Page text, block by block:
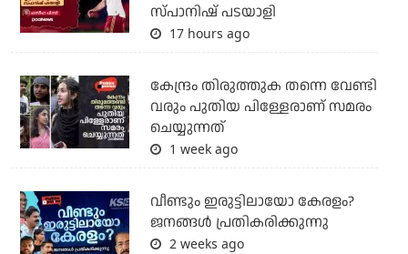
സ്പാനിഷ് പടയാളി
17 hours ago
കേന്ദ്രം തിരുത്തുക തന്നെ വേണ്ടി
വരും പുതിയ പിള്ളേരാണ് സമരം
ചെയ്യുന്നത്
1 week ago
വീണ്ടും ഇരുട്ടിലായോ കേരളം?
ജനങ്ങൾ പ്രതികരിക്കുന്നു
2 weeks ago